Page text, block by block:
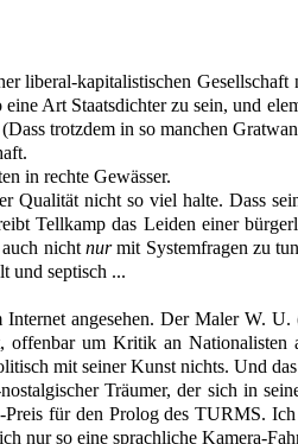
liberal-kapitalistischen
Art Staatsdichter zu sein, und
trotzdem in so manchen
in rechte Gewässer.
Qualität nichtsoviel halte. Dass
Tellkamp das Leiden einer
nicht nurmit Systemfragen zu
und septisch ...
angesehen. Der Maler W.
um Kritik an
mit seiner Kunst nichts. Und
Träumer, der sich in
für den Prolog des TURMS.
nur so eine sprachliche Kamera-